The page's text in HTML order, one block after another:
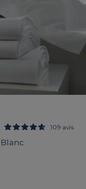
Blanc
109 avis